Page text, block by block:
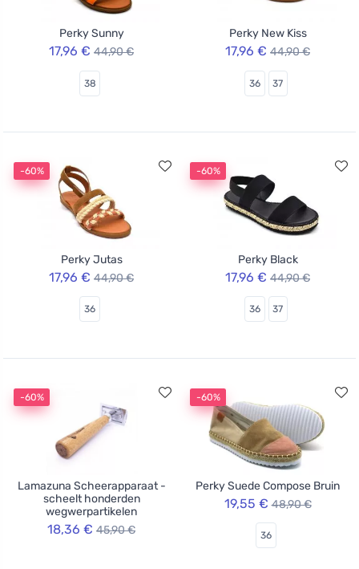
Perky Sunny
17,96 € 44,90 €
38
Perky New Kiss
17,96 € 44,90 €
36 37
-60%
Perky Jutas
17,96 € 44,90 €
36
-60%
Perky Black
17,96 € 44,90 €
36 37
-60%
Lamazuna Scheerapparaat -
scheelt honderden
wegwerpartikelen
18,36 € 45,90 €
-60%
Perky Suede Compose Bruin
19,55 € 48,90 €
36